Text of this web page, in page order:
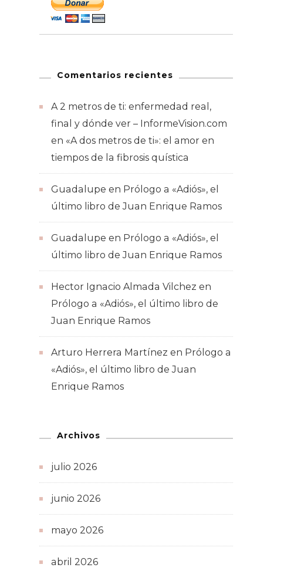
Comentarios recientes
A 2 metros de ti: enfermedad real,
final y dónde ver – InformeVision.com
en «A dos metros de ti»: el amor en
tiempos de la fibrosis quística
Guadalupe en Prólogo a «Adiós», el
último libro de Juan Enrique Ramos
Guadalupe en Prólogo a «Adiós», el
último libro de Juan Enrique Ramos
Hector Ignacio Almada Vilchez en
Prólogo a «Adiós», el último libro de
Juan Enrique Ramos
Arturo Herrera Martínez en Prólogo a
«Adiós», el último libro de Juan
Enrique Ramos
Archivos
julio 2026
junio 2026
mayo 2026
abril 2026